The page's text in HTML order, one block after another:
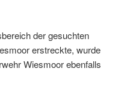
der gesuchten
erstreckte, wurde
Wiesmoor ebenfalls